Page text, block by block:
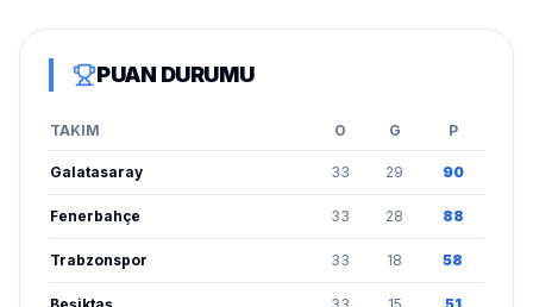
PUAN DURUMU
TAKIM O G P
Galatasaray 33 29 90
Fenerbahçe 33 28 88
Trabzonspor 33 18 58